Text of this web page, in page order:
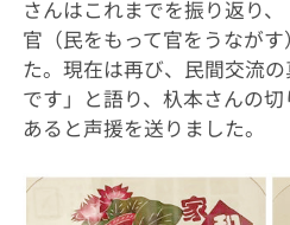
さんはこれまでを振り返り
官（民をもって官をうなが
た。現在は再び、民間交流
です」と語り、杁本さんの
あると声援を送りました。